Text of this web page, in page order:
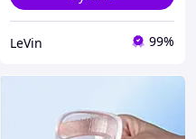
LeVin 99%